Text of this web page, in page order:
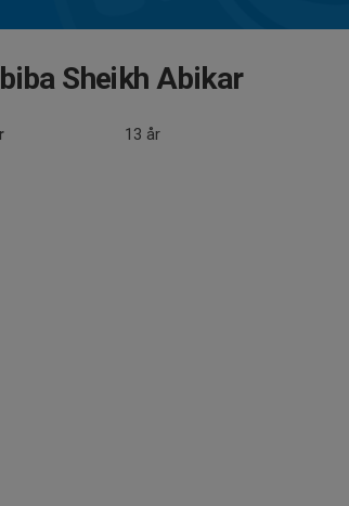
Sheikh Abikar
13 år